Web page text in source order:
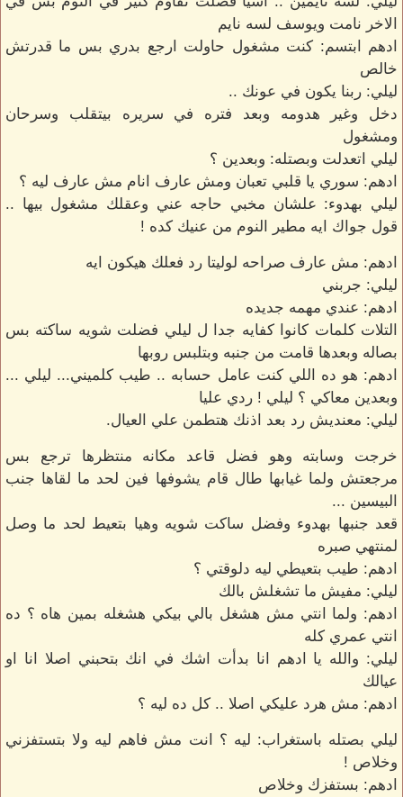
الاخر نامت ويوسف لسه نايم
ادهم ابتسم: كنت مشغول حاولت ارجع بدري بس ما قدرتش
خالص
ليلي: ربنا يكون في عونك ..
دخل وغير هدومه وبعد فتره في سريره بيتقلب وسرحان
ومشغول
ليلي اتعدلت وبصتله: وبعدين ؟
ادهم: سوري يا قلبي تعبان ومش عارف انام مش عارف ليه ؟
ليلي بهدوء: علشان مخبي حاجه عني وعقلك مشغول بيها ..
قول جواك ايه مطير النوم من عنيك كده !
ادهم: مش عارف صراحه لوليتا رد فعلك هيكون ايه
ليلي: جربني
ادهم: عندي مهمه جديده
التلات كلمات كانوا كفايه جدا ل ليلي فضلت شويه ساكته بس
بصاله وبعدها قامت من جنبه وبتلبس روبها
ادهم: هو ده اللي كنت عامل حسابه .. طيب كلميني... ليلي ...
وبعدين معاكي ؟ ليلي ! ردي عليا
ليلي: معنديش رد بعد اذنك هتطمن علي العيال.
خرجت وسابته وهو فضل قاعد مكانه منتظرها ترجع بس
مرجعتش ولما غيابها طال قام يشوفها فين لحد ما لقاها جنب
البيسين ...
قعد جنبها بهدوء وفضل ساكت شويه وهيا بتعيط لحد ما وصل
لمنتهي صبره
ادهم: طيب بتعيطي ليه دلوقتي ؟
ليلي: مفيش ما تشغلش بالك
ادهم: ولما انتي مش هشغل بالي بيكي هشغله بمين هاه ؟ ده
انتي عمري كله
ليلي: والله يا ادهم انا بدأت اشك في انك بتحبني اصلا انا او
عيالك
ادهم: مش هرد عليكي اصلا .. كل ده ليه ؟
ليلي بصتله باستغراب: ليه ؟ انت مش فاهم ليه ولا بتستفزني
وخلاص !
ادهم: بستفزك وخلاص